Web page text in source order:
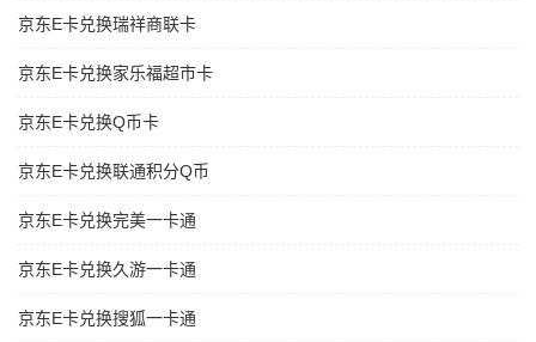
京东E卡兑换瑞祥商联卡
京东E卡兑换家乐福超市卡
京东E卡兑换Q币卡
京东E卡兑换联通积分Q币
京东E卡兑换完美一卡通
京东E卡兑换久游一卡通
京东E卡兑换搜狐一卡通